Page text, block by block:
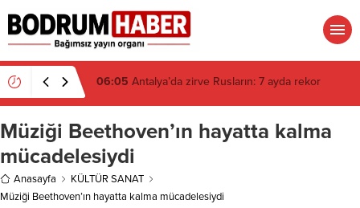
06:05 Antalya’da zirve Rusların: 7 ayda rekor
Müziği Beethoven’ın hayatta kalma
mücadelesiydi
Anasayfa
KÜLTÜR SANAT
Müziği Beethoven’ın hayatta kalma mücadelesiydi